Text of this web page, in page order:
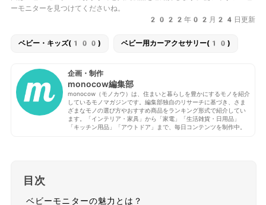
ーモニターを見つけてくださいね。
2022年02月24日更新
ベビー・キッズ(100) ベビー用カーアクセサリー(10)
企画・制作
monocow編集部
monocow（モノカウ）は、住まいと暮らしを豊かにするモノを紹介
しているモノマガジンです。編集部独自のリサーチに基づき、さま
ざまなモノの選び方やおすすめ商品をランキング形式で紹介してい
ます。「インテリア・家具」から「家電」「生活雑貨・日用品」
「キッチン用品」「アウトドア」まで、毎日コンテンツを制作中。
目次
ベビーモニターの魅力とは？